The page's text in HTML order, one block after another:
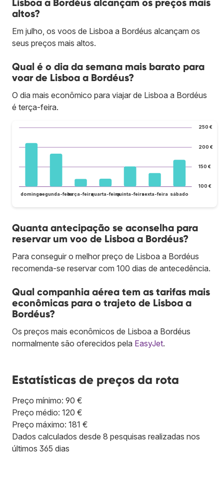
altos?
Em julho, os voos de Lisboa a Bordéus alcançam os
seus preços mais altos.
Qual é o dia da semana mais barato para
voar de Lisboa a Bordéus?
O dia mais econômico para viajar de Lisboa a Bordéus
é terça-feira.
100 €
150 €
200 €
250 €
domingosegunda-feiraterça-feiraquarta-feiraquinta-feirasexta-feira sábado
Quanta antecipação se aconselha para
reservar um voo de Lisboa a Bordéus?
Para conseguir o melhor preço de Lisboa a Bordéus
recomenda-se reservar com 100 dias de antecedência.
Qual companhia aérea tem as tarifas mais
econômicas para o trajeto de Lisboa a
Bordéus?
Os preços mais econômicos de Lisboa a Bordéus
normalmente são oferecidos pela EasyJet.
Estatísticas de preços da rota
Preço mínimo: 90 €
Preço médio: 120 €
Preço máximo: 181 €
Dados calculados desde 8 pesquisas realizadas nos
últimos 365 dias